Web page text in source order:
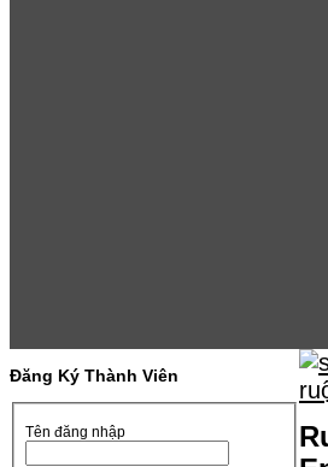
Đăng Ký Thành Viên
Tên đăng nhập